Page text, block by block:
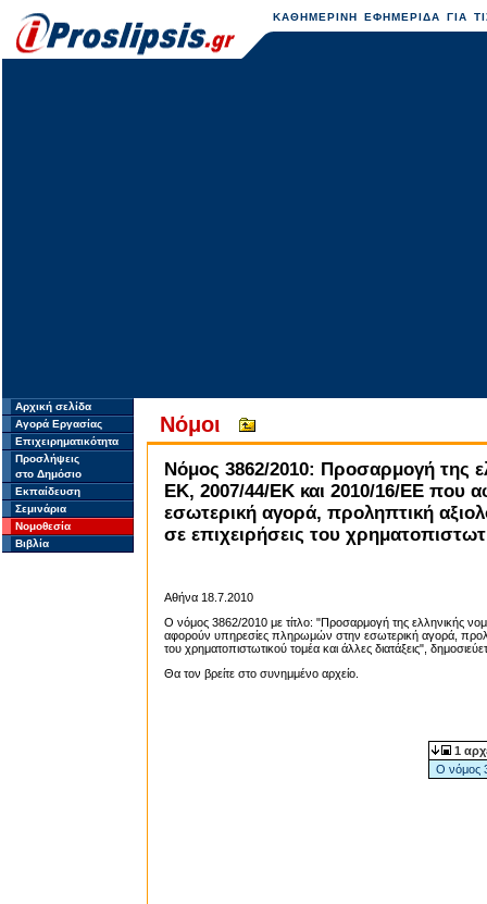
ΚΑΘΗΜΕΡΙΝΗ ΕΦΗΜΕΡΙΔΑ ΓΙΑ
Αρχική σελίδα
Αγορά Εργασίας
Επιχειρηματικότητα
Προσλήψεις
στο Δημόσιο
Εκπαίδευση
Σεμινάρια
Νομοθεσία
Βιβλία
Νόμοι
Νόμος 3862/2010: Προσαρμογή της
ΕΚ, 2007/44/ΕΚ και 2010/16/ΕΕ που
εσωτερική αγορά, προληπτική
σε επιχειρήσεις του
Αθήνα 18.7.2010
Ο νόμος 3862/2010 με τίτλο: "Προσαρμογή της ελληνικής
αφορούν υπηρεσίες πληρωμών στην εσωτερική αγορά,
του χρηματοπιστωτικού τομέα και άλλες διατάξεις",
Θα τον βρείτε στο συνημμένο αρχείο.
1
Ο νόμος